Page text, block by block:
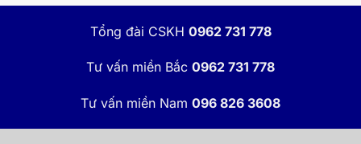
Tổng đài CSKH 0962 731 778
Tư vấn miền Bắc 0962 731 778
Tư vấn miền Nam 096 826 3608